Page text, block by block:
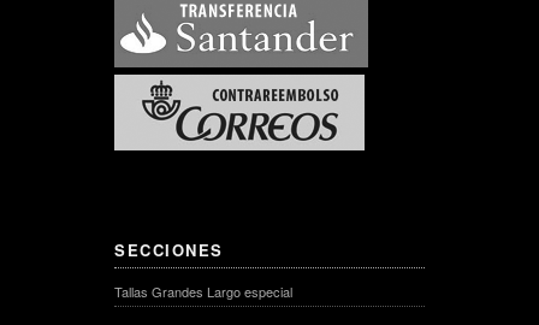
SECCIONES
Tallas Grandes Largo especial